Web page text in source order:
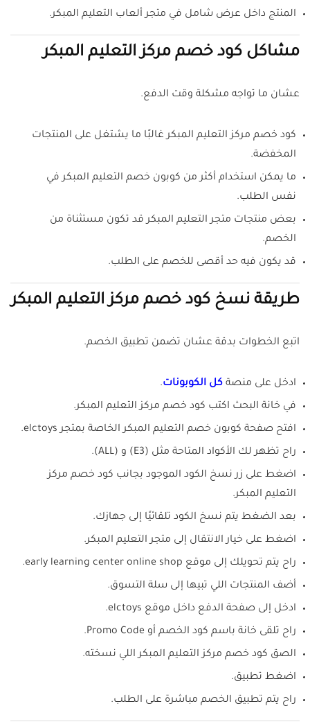
المنتج داخل عرض شامل في متجر ألعاب التعليم المبكر.
مشاكل كود خصم مركز التعليم المبكر
عشان ما تواجه مشكلة وقت الدفع.
كود خصم مركز التعليم المبكر غالبًا ما يشتغل على المنتجات
المخفضة.
ما يمكن استخدام أكثر من كوبون خصم التعليم المبكر في
نفس الطلب.
بعض منتجات متجر التعليم المبكر قد تكون مستثناة من
الخصم.
قد يكون فيه حد أقصى للخصم على الطلب.
طريقة نسخ كود خصم مركز التعليم المبكر
اتبع الخطوات بدقة عشان تضمن تطبيق الخصم.
ادخل على منصة كل الكوبونات.
في خانة البحث اكتب كود خصم مركز التعليم المبكر.
افتح صفحة كوبون خصم التعليم المبكر الخاصة بمتجر elctoys.
راح تظهر لك الأكواد المتاحة مثل (E3) و (ALL).
اضغط على زر نسخ الكود الموجود بجانب كود خصم مركز
التعليم المبكر.
بعد الضغط يتم نسخ الكود تلقائيًا إلى جهازك.
اضغط على خيار الانتقال إلى متجر التعليم المبكر.
راح يتم تحويلك إلى موقع early learning center online shop.
أضف المنتجات اللي تبيها إلى سلة التسوق.
ادخل إلى صفحة الدفع داخل موقع elctoys.
راح تلقى خانة باسم كود الخصم أو Promo Code.
الصق كود خصم مركز التعليم المبكر اللي نسخته.
اضغط تطبيق.
راح يتم تطبيق الخصم مباشرة على الطلب.